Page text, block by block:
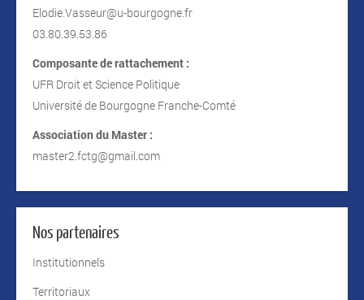
Elodie.Vasseur@u-bourgogne.fr
03.80.39.53.86
Composante de rattachement :
UFR Droit et Science Politique
Université de Bourgogne Franche-Comté
Association du Master :
master2.fctg@gmail.com
Nos partenaires
Institutionnels
Territoriaux